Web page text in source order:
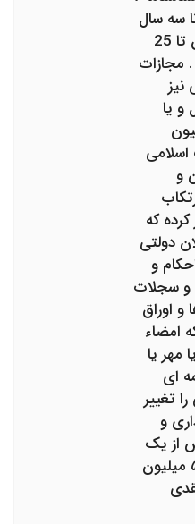
سه سال
و یا جزای نقدی از 5 میلیون تا 25
. مجازات
نیز
یا
تا 25 میلیون
و
که
دولتی
و
و سجلات
و اوراق
امضاء
مهر یا
‌ای
تغییر
و
از یک
تا پنج سال یا به پرداخت ۵۰ میلیون